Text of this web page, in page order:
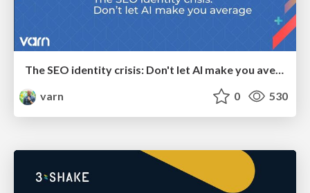
The SEO identity crisis: Don't let AI make you average
varn
0 530